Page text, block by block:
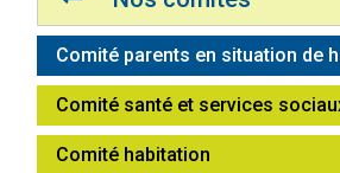
Faire un don
Plan du site
Comité parents en situation de
(actuellement sélectionné)
Comité santé et services
Comité habitation